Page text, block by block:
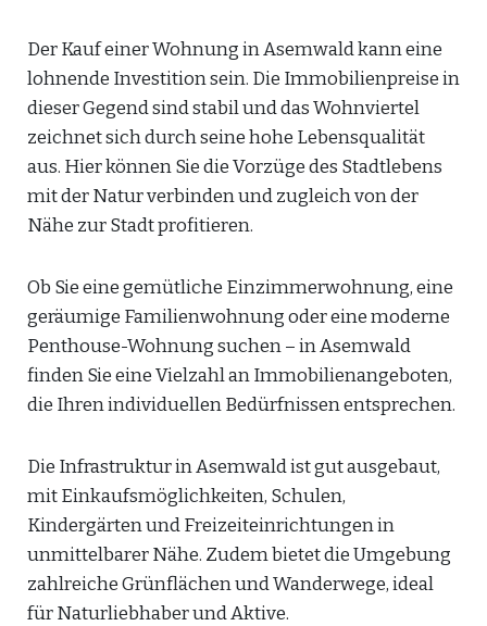
Der Kauf einer Wohnung in Asemwald kann eine
lohnende Investition sein. Die Immobilienpreise in
dieser Gegend sind stabil und das Wohnviertel
zeichnet sich durch seine hohe Lebensqualität
aus. Hier können Sie die Vorzüge des Stadtlebens
mit der Natur verbinden und zugleich von der
Nähe zur Stadt profitieren.
Ob Sie eine gemütliche Einzimmerwohnung, eine
geräumige Familienwohnung oder eine moderne
Penthouse-Wohnung suchen – in Asemwald
finden Sie eine Vielzahl an Immobilienangeboten,
die Ihren individuellen Bedürfnissen entsprechen.
Die Infrastruktur in Asemwald ist gut ausgebaut,
mit Einkaufsmöglichkeiten, Schulen,
Kindergärten und Freizeiteinrichtungen in
unmittelbarer Nähe. Zudem bietet die Umgebung
zahlreiche Grünflächen und Wanderwege, ideal
für Naturliebhaber und Aktive.